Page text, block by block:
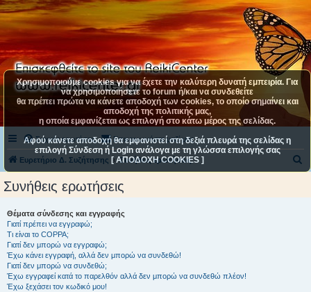
Συχνές ερωτήσεις Επικοινωνήστε μαζί μας
Ευρετήριο Δ. Συζήτησης Συνήθεις ερωτήσεις
Συνήθεις ερωτήσεις
Θέματα σύνδεσης και εγγραφής
Γιατί πρέπει να εγγραφώ;
Τι είναι το COPPA;
Γιατί δεν μπορώ να εγγραφώ;
Έχω κάνει εγγραφή, αλλά δεν μπορώ να συνδεθώ!
Γιατί δεν μπορώ να συνδεθώ;
Έχω εγγραφεί κατά το παρελθόν αλλά δεν μπορώ να συνδεθώ πλέον!
Έχω ξεχάσει τον κωδικό μου!
Χρησιμοποιούμε cookies για να έχετε την καλύτερη δυνατή εμπειρία. Για
να χρησιμοποιήσετε το forum ή/και να συνδεθείτε
θα πρέπει πρώτα να κάνετε αποδοχή των cookies, το οποίο σημαίνει και
αποδοχή της πολιτικής μας,
η οποία εμφανίζεται ως επιλογή στο κάτω μέρος της σελίδας.
Αφού κάνετε αποδοχή θα εμφανιστεί στη δεξιά πλευρά της σελίδας η
επιλογή Σύνδεση ή Login ανάλογα με τη γλώσσα επιλογής σας
[ ΑΠΟΔΟΧΗ COOKIES ]